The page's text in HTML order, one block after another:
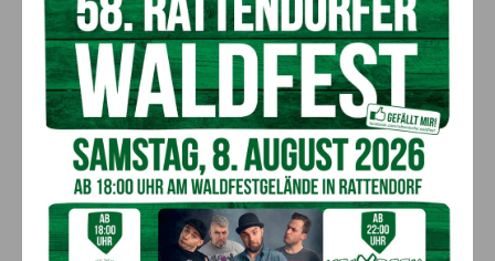
risikoreichem Opiatkonsum die Drogenersatztherapie mit
Substitutionsmitteln die beste Möglichkeit ist, längerfristig mit
der Krankheit zurecht zu kommen.“ Die seit Jahren
dramatischen Entwicklungen im Drogenbereich in Kärnten
seien laut Köfer ein klarer politischer Auftrag, auch im Bereich
der Ersatztherapie verstärktes Engagement zu zeigen und
das Angebot noch breiter aufzustellen.
Vorheriger Artikel
„Ganslhautalarm“ im
Nächster Artikel
NEU: Orange Parkbänke in